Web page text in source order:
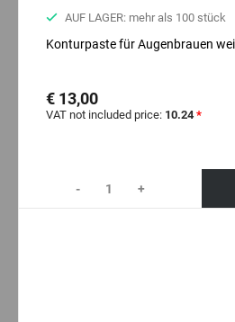
AUF LAGER: mehr als 100 stück
Konturpaste für Augenbrauen
€ 13,00
VAT not included price: 10.24 *
- +